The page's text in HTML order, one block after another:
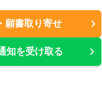
願書取り寄せ
知を受け取る